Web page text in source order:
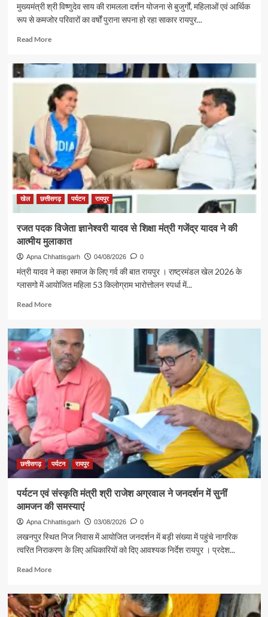
मुख्यमंत्री श्री विष्णुदेव साय की रामलला दर्शन योजना से बुजुर्गों, महिलाओं एवं आर्थिक
रूप से कमजोर परिवारों का वर्षों पुराना सपना हो रहा साकार रायपुर...
Read MoreRead
पर्यटन
एवं
संस्कृति
मंत्री
श्री
राजेश
अग्रवाल
की
पहल
से
सरगुजा
संभाग
श्रद्धालु
भारत
गौरव
से
रामलला
के
दर्शन
के
लिए
रवाना
खेल छत्तीसगढ़ पर्यटन रायपुर
रजत पदक विजेता ज्ञानेश्वरी यादव से शिक्षा मंत्री गजेंद्र यादव ने की
आत्मीय मुलाकात
Apna Chhattisgarh 04/08/2026 0
मंत्री यादव ने कहा समाज के लिए गर्व की बात रायपुर । राष्ट्रमंडल खेल 2026 के
ग्लासगो में आयोजित महिला 53 किलोग्राम भारोत्तोलन स्पर्धा में...
Read MoreRead
रजत
पदक
विजेता
ज्ञानेश्वरी
यादव
मंत्री
गजेंद्र
यादव
ने
की
छत्तीसगढ़ पर्यटन रायपुर
पर्यटन एवं संस्कृति मंत्री श्री राजेश अग्रवाल ने जनदर्शन में सुनीं
आमजन की समस्याएं
Apna Chhattisgarh 03/08/2026 0
लखनपुर स्थित निज निवास में आयोजित जनदर्शन में बड़ी संख्या में पहुंचे नागरिक
त्वरित निराकरण के लिए अधिकारियों को दिए आवश्यक निर्देश रायपुर । प्रदेश...
Read MoreRead
पर्यटन
एवं